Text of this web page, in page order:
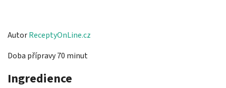
AutorReceptyOnLine.cz
Doba přípravy 70 minut
Ingredience